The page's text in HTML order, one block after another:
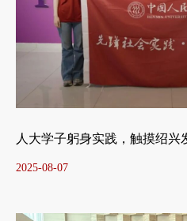
人大学子躬身实践，触摸绍兴
2025-08-07